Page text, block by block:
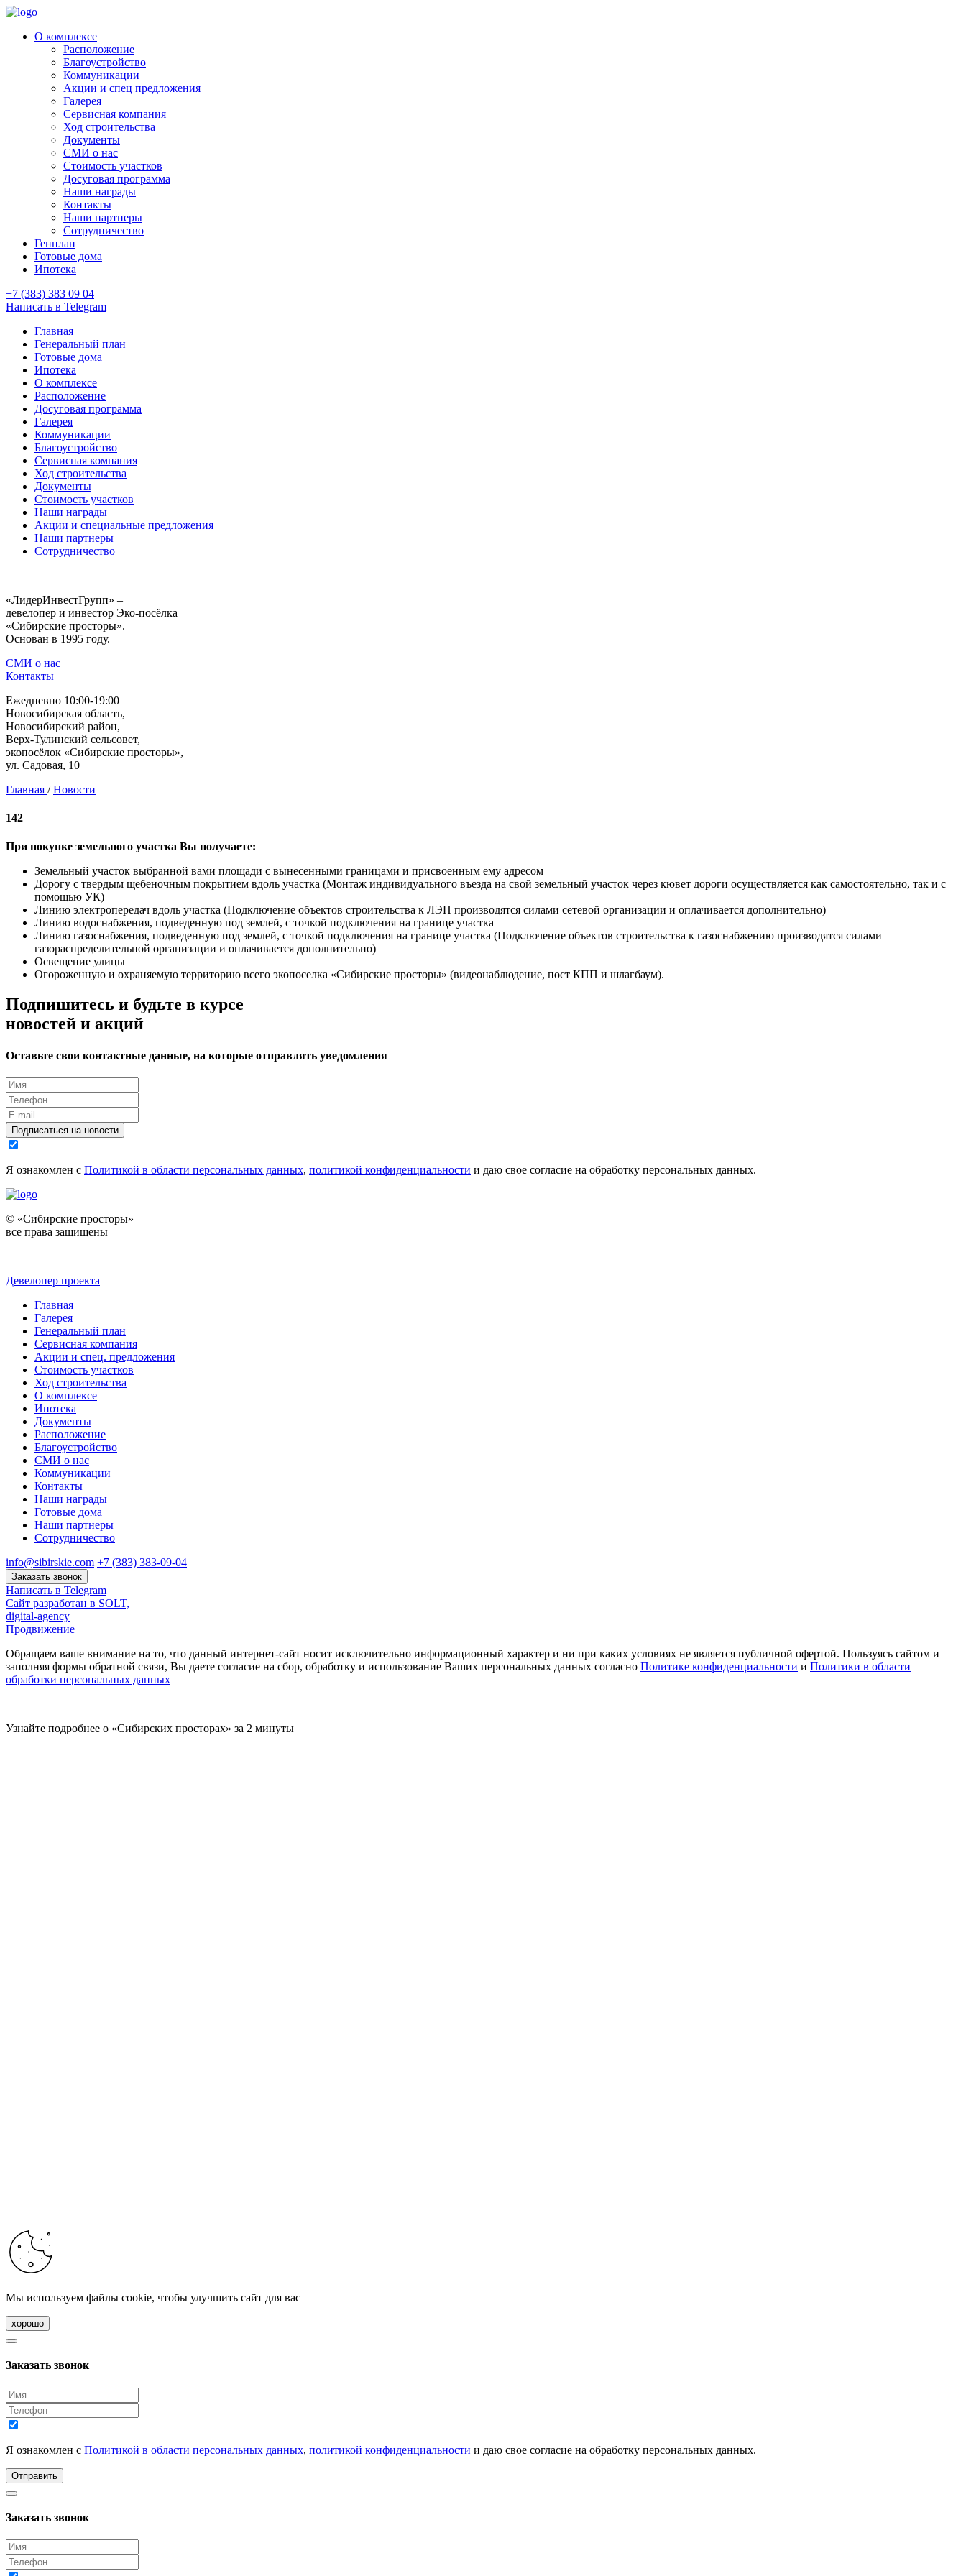
О комплексе
Расположение
Благоустройство
Коммуникации
Акции и спец предложения
Галерея
Сервисная компания
Ход строительства
Документы
СМИ о нас
Стоимость участков
Досуговая программа
Наши награды
Контакты
Наши партнеры
Сотрудничество
Генплан
Готовые дома
Ипотека
+7 (383) 383 09 04
Написать в Telegram
Главная
Генеральный план
Готовые дома
Ипотека
О комплексе
Расположение
Досуговая программа
Галерея
Коммуникации
Благоустройство
Сервисная компания
Ход строительства
Документы
Стоимость участков
Наши награды
Акции и специальные предложения
Наши партнеры
Сотрудничество
«ЛидерИнвестГрупп» –
девелопер и инвестор Эко-посёлка
«Сибирские просторы».
Основан в 1995 году.
СМИ о нас
Контакты
Ежедневно 10:00-19:00
Новосибирская область,
Новосибирский район,
Верх-Тулинский сельсовет,
экопосёлок «Сибирские просторы»,
ул. Садовая, 10
Главная / Новости
142
При покупке земельного участка Вы получаете:
Земельный участок выбранной вами площади с вынесенными границами и присвоенным ему адресом
Дорогу с твердым щебеночным покрытием вдоль участка (Монтаж индивидуального въезда на свой земельный участок через кювет дороги осуществляется как самостоятельно, так и с
помощью УК)
Линию электропередач вдоль участка (Подключение объектов строительства к ЛЭП производятся силами сетевой организации и оплачивается дополнительно)
Линию водоснабжения, подведенную под землей, с точкой подключения на границе участка
Линию газоснабжения, подведенную под землей, с точкой подключения на границе участка (Подключение объектов строительства к газоснабжению производятся силами
газораспределительной организации и оплачивается дополнительно)
Освещение улицы
Огороженную и охраняемую территорию всего экопоселка «Сибирские просторы» (видеонаблюдение, пост КПП и шлагбаум).
Подпишитесь и будьте в курсе
новостей и акций
Оставьте свои контактные данные, на которые отправлять уведомления
Подписаться на новости
Я ознакомлен с Политикой в области персональных данных, политикой конфиденциальности и даю свое согласие на обработку персональных данных.
© «Сибирские просторы»
все права защищены
Девелопер проекта
Главная
Галерея
Генеральный план
Сервисная компания
Акции и спец. предложения
Стоимость участков
Ход строительства
О комплексе
Ипотека
Документы
Расположение
Благоустройство
СМИ о нас
Коммуникации
Контакты
Наши награды
Готовые дома
Наши партнеры
Сотрудничество
info@sibirskie.com +7 (383) 383-09-04
Заказать звонок
Написать в Telegram
Сайт разработан в SOLT,
digital-agency
Продвижение
Обращаем ваше внимание на то, что данный интернет-сайт носит исключительно информационный характер и ни при каких условиях не является публичной офертой. Пользуясь сайтом и
заполняя формы обратной связи, Вы даете согласие на сбор, обработку и использование Ваших персональных данных согласно Политике конфиденциальности и Политики в области
обработки персональных данных
Узнайте подробнее о «Сибирских просторах» за 2 минуты
Мы используем файлы cookie, чтобы улучшить сайт для вас
хорошо
Заказать звонок
Я ознакомлен с Политикой в области персональных данных, политикой конфиденциальности и даю свое согласие на обработку персональных данных.
Отправить
Заказать звонок